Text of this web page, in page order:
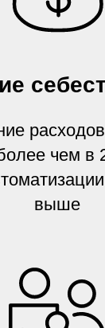
чем в
выше